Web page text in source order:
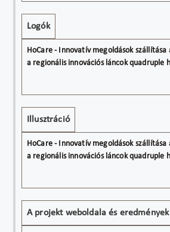
Logók
Illusztráció
A projekt weboldala és eredmények